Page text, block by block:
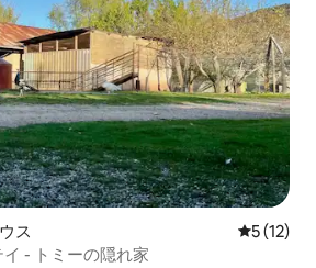
ス レビュー
5 (12)
- トミーの隠れ家